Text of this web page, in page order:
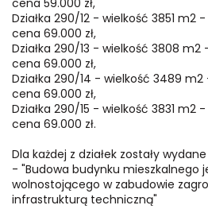
cena 59.000 zł,
Działka 290/12 - wielkość 3851 m2
cena 69.000 zł,
Działka 290/13 - wielkość 3808
cena 69.000 zł,
Działka 290/14 - wielkość 3489
cena 69.000 zł,
Działka 290/15 - wielkość 3831 m2
cena 69.000 zł.
Dla każdej z działek zostały
- "Budowa budynku mieszkalnego
wolnostojącego w zabudowie
infrastrukturą techniczną"